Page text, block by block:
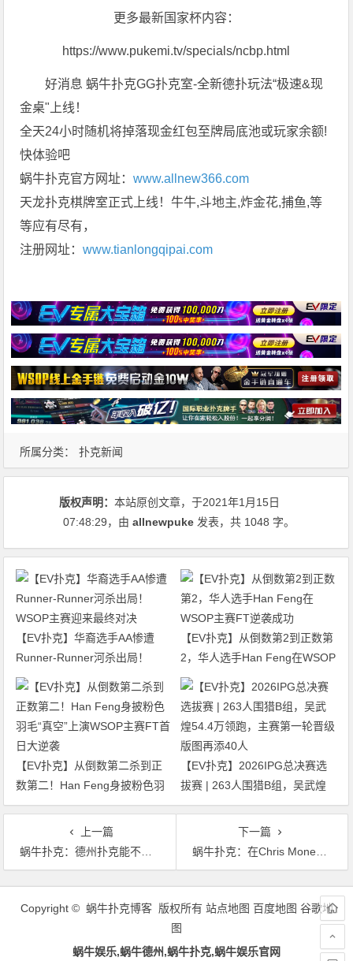
更多最新国家杯内容：
https://www.pukemi.tv/specials/ncbp.html
好消息 蜗牛扑克GG扑克室-全新德扑玩法“极速&现
金桌"上线！
全天24小时随机将掉落现金红包至牌局底池或玩家余额!
快体验吧
蜗牛扑克官方网址：www.allnew366.com
天龙扑克棋牌室正式上线！牛牛,斗地主,炸金花,捕鱼,等
等应有尽有，
注册网址：www.tianlongqipai.com
所属分类： 扑克新闻
版权声明：本站原创文章，于2021年1月15日
07:48:29，由allnewpuke 发表，共 1048 字。
【EV扑克】华裔选手AA惨遭
Runner-Runner河杀出局！
WSOP主赛迎来最终对决
【EV扑克】从倒数第2到正数第
2，华人选手Han Feng在WSOP
主赛FT逆袭成功
【EV扑克】从倒数第二杀到正
数第二！Han Feng身披粉色羽
毛“真空”上演WSOP主赛FT首日
【EV扑克】2026IPG总决赛选
拔赛 | 263人围猎B组，吴武煌
54.4万领跑，主赛第一轮晋级版
上一篇
蜗牛扑克：德州扑克能不能做一个值得狂欢的节目？
下一篇
蜗牛扑克：在Chris Moneymaker之后，Celina Lin离开扑克之星！
文
Copyright © 蜗牛扑克博客 版权所有 站点地图 百度地图 谷歌地
图
蜗牛娱乐,蜗牛德州,蜗牛扑克,蜗牛娱乐官网